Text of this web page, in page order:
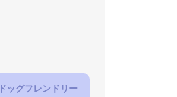
ドッグフレンドリー